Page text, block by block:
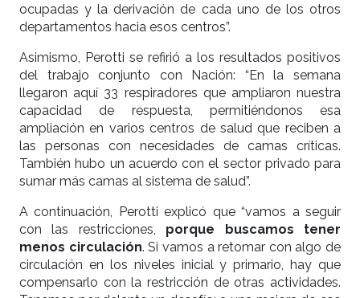
ocupadas y la derivación de cada uno de los otros
departamentos hacia esos centros”.
Asimismo, Perotti se refirió a los resultados positivos
del trabajo conjunto con Nación: “En la semana
llegaron aquí 33 respiradores que ampliaron nuestra
capacidad de respuesta, permitiéndonos esa
ampliación en varios centros de salud que reciben a
las personas con necesidades de camas críticas.
También hubo un acuerdo con el sector privado para
sumar más camas al sistema de salud”.
A continuación, Perotti explicó que “vamos a seguir
con las restricciones, porque buscamos tener
menos circulación. Si vamos a retomar con algo de
circulación en los niveles inicial y primario, hay que
compensarlo con la restricción de otras actividades.